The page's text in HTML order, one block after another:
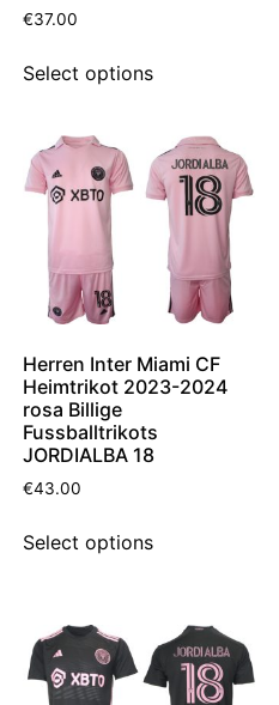
€37.00
Select options
Herren Inter Miami CF
Heimtrikot 2023-2024
rosa Billige
Fussballtrikots
JORDIALBA 18
€43.00
Select options